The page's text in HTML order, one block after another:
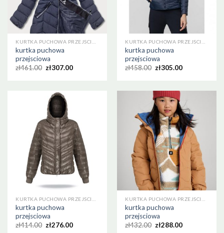
kurtka puchowa
przejsciowa
zł461.00 zł307.00
kurtka puchowa
przejsciowa
zł458.00 zł305.00
kurtka puchowa
przejsciowa
zł414.00 zł276.00
kurtka puchowa
przejsciowa
zł432.00 zł288.00